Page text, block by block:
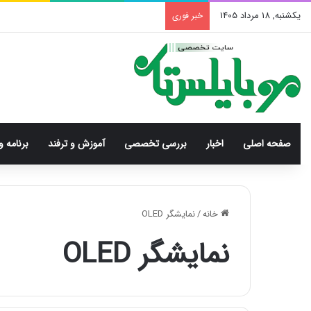
یکشنبه, 18 مرداد 1405 خبر فوری
صفحه اصلی اخبار بررسی‌ تخصصی آموزش و ترفند برنامه
خانه/نمایشگر OLED
نمایشگر OLED